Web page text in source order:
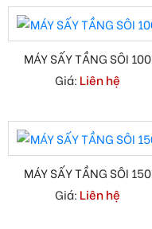
MÁY SẤY TẦNG SÔI 100
Giá: Liên hệ
MÁY SẤY TẦNG SÔI 150
Giá: Liên hệ